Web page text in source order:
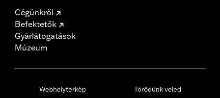
Cégünkről
Befektetők
Gyárlátogatások
Múzeum
Webhelytérkép
Törődünk veled